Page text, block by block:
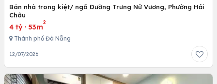
Bán nhà trong kiệt/ ngõ Đường Trưng Nữ Vương, Phường Hải
Châu
4 tỷ · 53m
2
Thành phố Đà Nẵng
12/07/2026